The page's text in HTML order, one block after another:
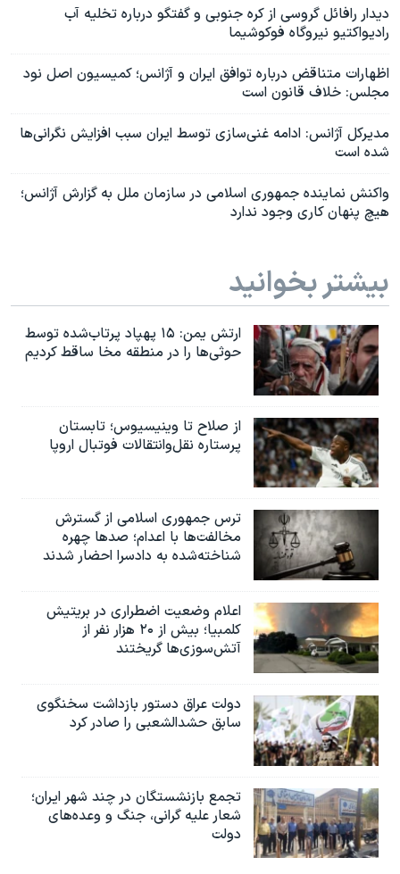
دیدار رافائل گروسی از کره جنوبی و گفتگو درباره تخلیه آب
رادیواکتیو نیروگاه فوکوشیما
اظهارات متناقض درباره توافق ایران و آژانس؛ کمیسیون اصل نود
مجلس: خلاف قانون است
مدیرکل آژانس: ادامه غنی‌سازی توسط ایران سبب افزایش نگرانی‌ها
شده است
واکنش نماینده جمهوری اسلامی در سازمان ملل به گزارش آژانس؛
هیچ پنهان کاری وجود ندارد
بیشتر بخوانید
ارتش یمن: ۱۵ پهپاد پرتاب‌شده توسط
حوثی‌ها را در منطقه مخا ساقط کردیم
از صلاح تا وینیسیوس؛ تابستان
پرستاره نقل‌وانتقالات فوتبال اروپا
ترس جمهوری اسلامی از گسترش
مخالفت‌ها با اعدام؛ صدها چهره
شناخته‌شده به دادسرا احضار شدند
اعلام وضعیت اضطراری در بریتیش
کلمبیا؛ بیش از ۲۰ هزار نفر از
آتش‌سوزی‌ها گریختند
دولت عراق دستور بازداشت سخنگوی
سابق حشدالشعبی را صادر کرد
تجمع بازنشستگان در چند شهر ایران؛
شعار علیه گرانی، جنگ و وعده‌های
دولت